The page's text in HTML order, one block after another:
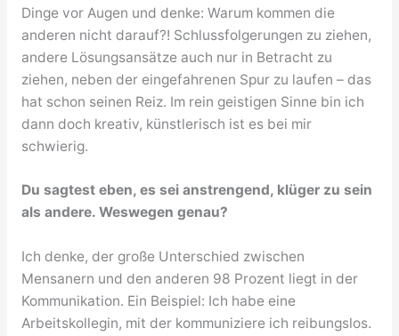
Dinge vor Augen und denke: Warum kommen die
anderen nicht darauf?! Schlussfolgerungen zu ziehen,
andere Lösungsansätze auch nur in Betracht zu
ziehen, neben der eingefahrenen Spur zu laufen – das
hat schon seinen Reiz. Im rein geistigen Sinne bin ich
dann doch kreativ, künstlerisch ist es bei mir
schwierig.
Du sagtest eben, es sei anstrengend, klüger zu sein
als andere. Weswegen genau?
Ich denke, der große Unterschied zwischen
Mensanern und den anderen 98 Prozent liegt in der
Kommunikation. Ein Beispiel: Ich habe eine
Arbeitskollegin, mit der kommuniziere ich reibungslos.